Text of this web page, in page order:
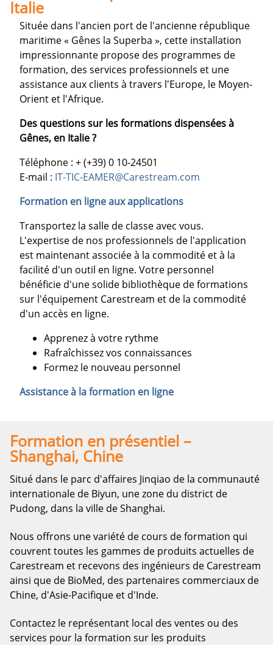
Italie
Située dans l'ancien port de l'ancienne république
maritime « Gênes la Superba », cette installation
impressionnante propose des programmes de
formation, des services professionnels et une
assistance aux clients à travers l'Europe, le Moyen-
Orient et l'Afrique.
Des questions sur les formations dispensées à
Gênes, en Italie ?
Téléphone : + (+39) 0 10-24501
E-mail : IT-TIC-EAMER@Carestream.com
Formation en ligne aux applications
Transportez la salle de classe avec vous.
L'expertise de nos professionnels de l'application
est maintenant associée à la commodité et à la
facilité d'un outil en ligne. Votre personnel
bénéficie d'une solide bibliothèque de formations
sur l'équipement Carestream et de la commodité
d'un accès en ligne.
Apprenez à votre rythme
Rafraîchissez vos connaissances
Formez le nouveau personnel
Assistance à la formation en ligne
Formation en présentiel –
Shanghai, Chine
Situé dans le parc d'affaires Jinqiao de la communauté
internationale de Biyun, une zone du district de
Pudong, dans la ville de Shanghai.
Nous offrons une variété de cours de formation qui
couvrent toutes les gammes de produits actuelles de
Carestream et recevons des ingénieurs de Carestream
ainsi que de BioMed, des partenaires commerciaux de
Chine, d'Asie-Pacifique et d'Inde.
Contactez le représentant local des ventes ou des
services pour la formation sur les produits